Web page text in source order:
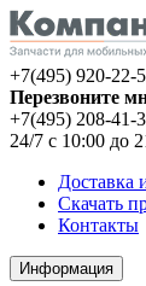
+7(495) 920-22-
Перезвоните
+7(495) 208-41-
24/7 с 10:00 до
Доставка
Скачать
Контакты
Информация